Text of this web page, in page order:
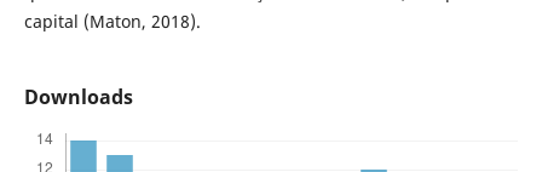
capital (Maton, 2018).
Downloads